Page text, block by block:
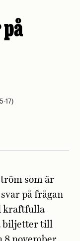
17)
som är
på frågan
kraftfulla
biljetter till